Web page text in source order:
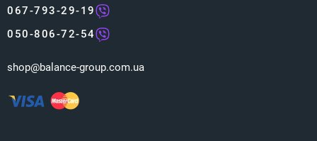
067-793-29-19
050-806-72-54
shop@balance-group.com.ua